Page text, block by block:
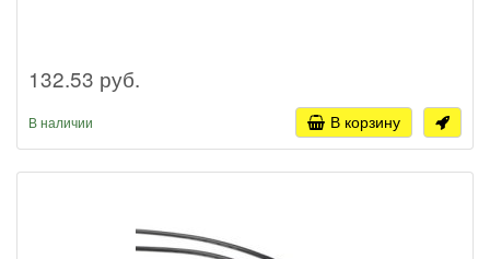
132.53 руб.
В наличии В корзину